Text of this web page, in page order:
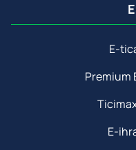
E-
Premium
E-